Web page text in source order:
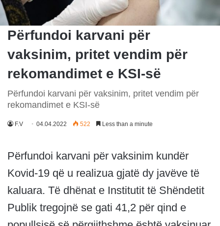
Përfundoi karvani për
vaksinim, pritet vendim për
rekomandimet e KSI-së
Përfundoi karvani për vaksinim, pritet vendim për
rekomandimet e KSI-së
F.V 04.04.2022 522 Less than a minute
Përfundoi karvani për vaksinim kundër
Kovid-19 që u realizua gjatë dy javëve të
kaluara. Të dhënat e Institutit të Shëndetit
Publik tregojnë se gati 41,2 për qind e